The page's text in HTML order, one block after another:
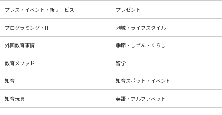
プレス・イベント・新サービス プレゼント
プログラミング・IT 地域・ライフスタイル
外国教育事情 季節・しぜん・くらし
教育メソッド 留学
知育 知育スポット・イベント
知育玩具 英語・アルファベット